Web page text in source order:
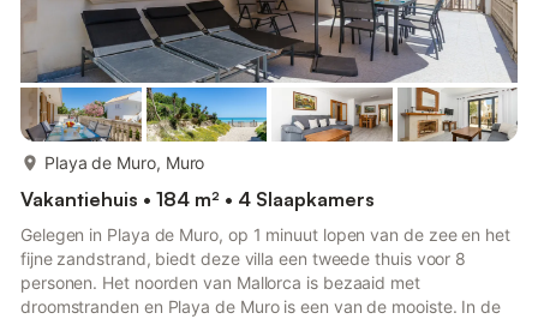
Playa de Muro, Muro
Vakantiehuis • 184 m² • 4 Slaapkamers
Gelegen in Playa de Muro, op 1 minuut lopen van de zee en het
fijne zandstrand, biedt deze villa een tweede thuis voor 8
personen. Het noorden van Mallorca is bezaaid met
droomstranden en Playa de Muro is een van de mooiste. In de